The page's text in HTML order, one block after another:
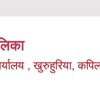
, खुरुहुरिया,